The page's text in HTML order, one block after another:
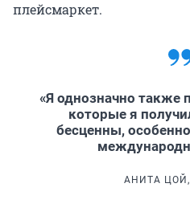
плейсмаркет.
«Я однозначно также
которые я
бесценны,
АНИТА